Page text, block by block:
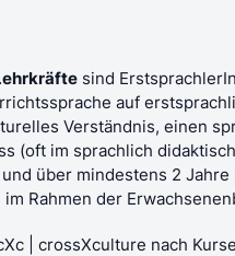
sind
auf
Verständnis, einen
(oft im sprachlich
über mindestens 2
Rahmen der
| crossXculture nach